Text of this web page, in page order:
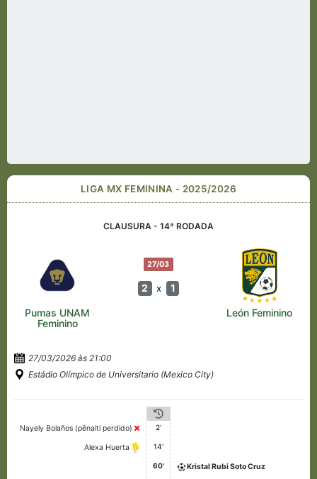
LIGA MX FEMININA - 2025/2026
CLAUSURA - 14ª RODADA
27/03
2 x 1
Pumas UNAM
Feminino
León Feminino
27/03/2026 às 21:00
Estádio Olímpico de Universitario (Mexico City)
Nayely Bolaños (pênalti perdido) 2'
Alexa Huerta 14'
60' Kristal Rubi Soto Cruz